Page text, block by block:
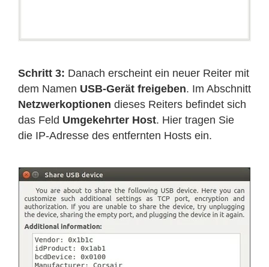
Schritt 3: Danach erscheint ein neuer Reiter mit
dem Namen USB-Gerät freigeben. Im Abschnitt
Netzwerkoptionen dieses Reiters befindet sich
das Feld Umgekehrter Host. Hier tragen Sie
die IP-Adresse des entfernten Hosts ein.